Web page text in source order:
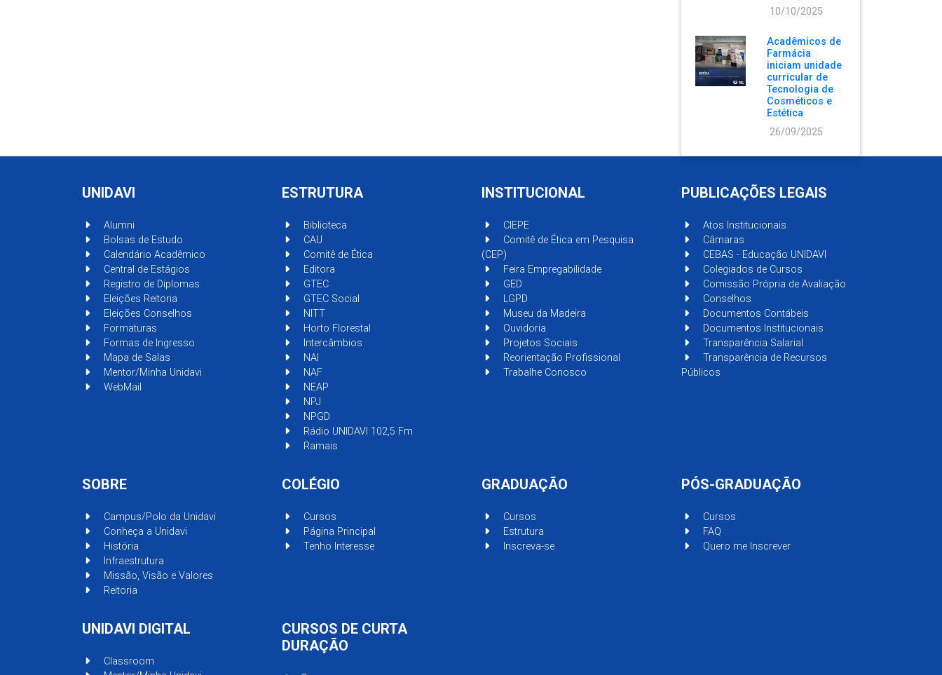
10/10/2025
Acadêmicos de
Farmácia
iniciam unidade
curricular de
Tecnologia de
Cosméticos e
Estética
26/09/2025
UNIDAVI
Alumni
Bolsas de Estudo
Calendário Acadêmico
Central de Estágios
Registro de Diplomas
Eleições Reitoria
Eleições Conselhos
Formaturas
Formas de Ingresso
Mapa de Salas
Mentor/Minha Unidavi
WebMail
ESTRUTURA
Biblioteca
CAU
Comitê de Ética
Editora
GTEC
GTEC Social
NITT
Horto Florestal
Intercâmbios
NAI
NAF
NEAP
NPJ
NPGD
Rádio UNIDAVI 102,5 Fm
Ramais
INSTITUCIONAL
CIEPE
Comitê de Ética em Pesquisa
(CEP)
Feira Empregabilidade
GED
LGPD
Museu da Madeira
Ouvidoria
Projetos Sociais
Reorientação Profissional
Trabalhe Conosco
PUBLICAÇÕES LEGAIS
Atos Institucionais
Câmaras
CEBAS - Educação UNIDAVI
Colegiados de Cursos
Comissão Própria de Avaliação
Conselhos
Documentos Contábeis
Documentos Institucionais
Transparência Salarial
Transparência de Recursos
Públicos
SOBRE
Campus/Polo da Unidavi
Conheça a Unidavi
História
Infraestrutura
Missão, Visão e Valores
Reitoria
COLÉGIO
Cursos
Página Principal
Tenho Interesse
GRADUAÇÃO
Cursos
Estrutura
Inscreva-se
PÓS-GRADUAÇÃO
Cursos
FAQ
Quero me Inscrever
UNIDAVI DIGITAL
Classroom
CURSOS DE CURTA
DURAÇÃO